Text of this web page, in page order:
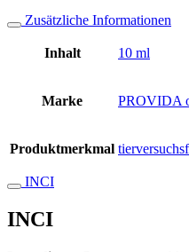
Zusätzliche Informationen
Inhalt 10 ml
Marke PROVIDA
Produktmerkmal
INCI
INCI